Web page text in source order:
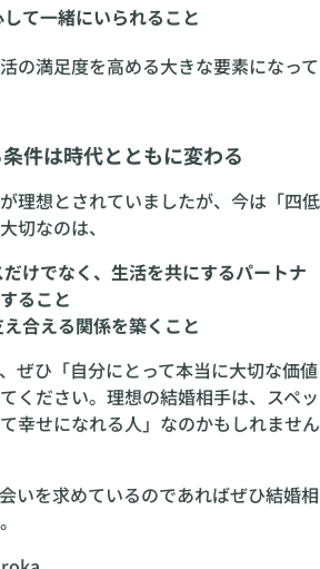
て一緒にいられること
の満足度を高める大きな要素になって
件は時代とともに変わる
理想とされていましたが、今は「四低
切なのは、
けでなく、生活を共にするパートナ
ること
合える関係を築くこと
ぜひ「自分にとって本当に大切な価値
ください。理想の結婚相手は、スペッ
幸せになれる人」なのかもしれません
いを求めているのであればぜひ結婚相